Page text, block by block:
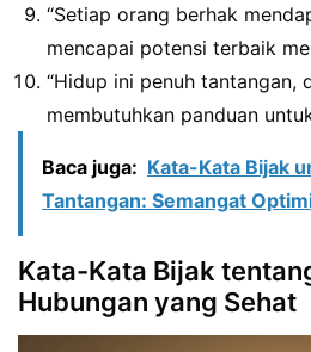
“Setiap orang berhak
mencapai potensi terbaik
“Hidup ini penuh tantangan,
membutuhkan panduan
Baca juga: Kata-Kata Bijak
Tantangan: Semangat
Kata-Kata Bijak
Hubungan yang Sehat